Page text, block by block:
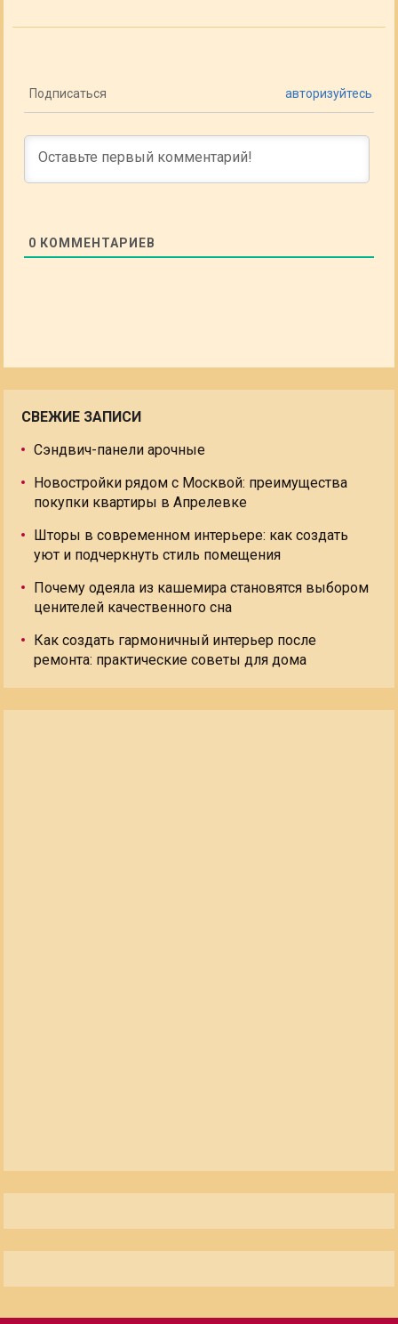
Подписаться авторизуйтесь
0 КОММЕНТАРИЕВ
СВЕЖИЕ ЗАПИСИ
Сэндвич-панели арочные
Новостройки рядом с Москвой: преимущества
покупки квартиры в Апрелевке
Шторы в современном интерьере: как создать
уют и подчеркнуть стиль помещения
Почему одеяла из кашемира становятся выбором
ценителей качественного сна
Как создать гармоничный интерьер после
ремонта: практические советы для дома